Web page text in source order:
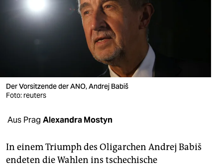
nord
wahrheit
verlag
veranstaltungen
shop
unterstützen
Der Vorsitzende der ANO, Andrej Babiš
Foto: reuters
Aus Prag Alexandra Mostyn
In einem Triumph des Oligarchen Andrej Babiš
endeten die Wahlen ins tschechische